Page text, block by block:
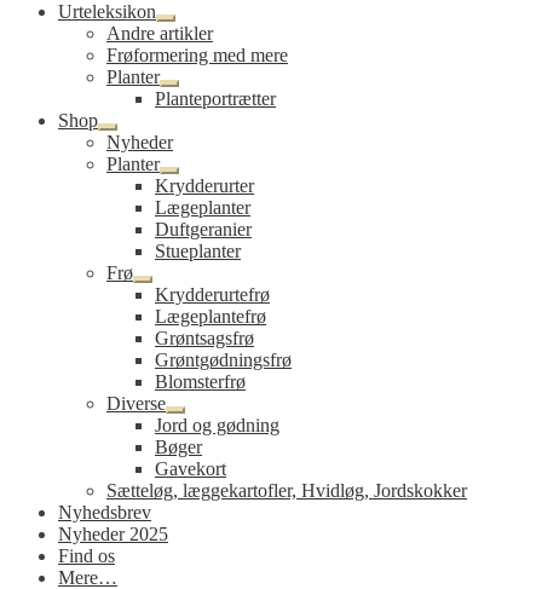
Urteleksikon
Udfold
undermenu
Andre artikler
Frøformering med mere
Planter
Udfold
undermenu
Planteportrætter
Shop
Udfold
undermenu
Nyheder
Planter
Udfold
undermenu
Krydderurter
Lægeplanter
Duftgeranier
Stueplanter
Frø
Udfold
undermenu
Krydderurtefrø
Lægeplantefrø
Grøntsagsfrø
Grøntgødningsfrø
Blomsterfrø
Diverse
Udfold
undermenu
Jord og gødning
Bøger
Gavekort
Sætteløg, læggekartofler, Hvidløg, Jordskokker
Nyhedsbrev
Nyheder 2025
Find os
Mere…